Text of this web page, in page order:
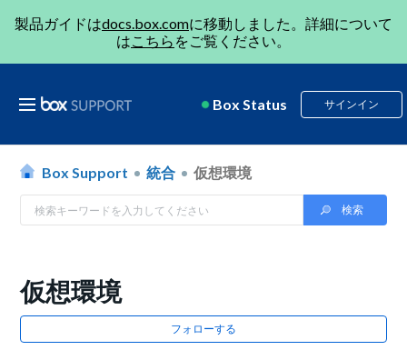
製品ガイドはdocs.box.comに移動しました。詳細について
はこちら をご覧ください。
Box Status サインイン
Box Support 統合 仮想環境
仮想環境
フォローする